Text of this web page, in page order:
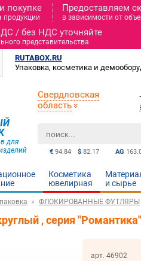
покупке
продукции
Предоставляем
в зависимости от
/ без НДС уточняйте
представительства
RUTABOX.RU
Упаковка, косметика и
для
AG
€ 94.84 $ 82.17
Свердловская
область
Косметика
ювелирная
и cырье
ФЛОКИРОВАННЫЕ ФУТЛЯРЫ
, серия
арт. 46902